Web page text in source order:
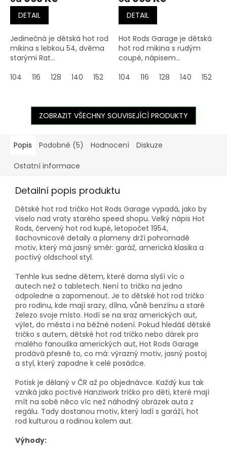
DETAIL
Jedinečná je dětská hot rod
mikina s lebkou 54, dvěma
starými Rat...
104
116 128 140 152 164
DETAIL
Hot Rods Garage je dětská
hot rod mikina s rudým
coupé, nápisem...
104
116 128 140 152
ZOBRAZIT VŠECHNY SOUVISEJÍCÍ PRODUKTY
Popis Podobné (5) Hodnocení Diskuze
Ostatní informace
Detailní popis produktu
Dětské hot rod tričko Hot Rods Garage vypadá, jako by
viselo nad vraty starého speed shopu. Velký nápis Hot
Rods, červený hot rod kupé, letopočet 1954,
šachovnicové detaily a plameny drží pohromadě
motiv, který má jasný směr: garáž, americká klasika a
poctivý oldschool styl.
Tenhle kus sedne dětem, které doma slyší víc o
autech než o tabletech. Není to tričko na jedno
odpoledne a zapomenout. Je to dětské hot rod tričko
pro rodinu, kde mají srazy, dílna, vůně benzínu a staré
železo svoje místo. Hodí se na sraz amerických aut,
výlet, do města i na běžné nošení. Pokud hledáš dětské
tričko s autem, dětské hot rod tričko nebo dárek pro
malého fanouška amerických aut, Hot Rods Garage
prodává přesně to, co má: výrazný motiv, jasný postoj
a styl, který zapadne k celé posádce.
Potisk je dělaný v ČR až po objednávce. Každý kus tak
vzniká jako poctivé Hanziwork tričko pro děti, které mají
mít na sobě něco víc než náhodný obrázek auta z
regálu. Tady dostanou motiv, který ladí s garáží, hot
rod kulturou a rodinou kolem aut.
Výhody: